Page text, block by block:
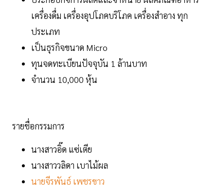
เครื่องดื่ม เครื่องอุปโภคบริโภค เครื่องสำอาง ทุก
ประเภท
เป็นธุรกิจขนาด Micro
ทุนจดทะเบียนปัจจุบัน 1 ล้านบาท
จำนวน 10,000 หุ้น
รายชื่อกรรมการ
นางสาวอิ๊ด แซ่เตีย
นางสาววลิดา เบาไม้ผล
นายจีรพันธ์ เพชรขาว